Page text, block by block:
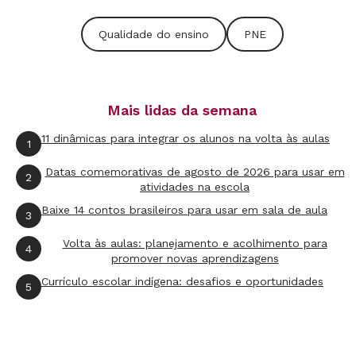
garantir uma Educação de qualidade para os
filhos é matriculando-os em uma instituição
enfraquece a luta por um ensino gratuito e de
qualidade. Mudar essa realidade é necessário.
A escola pública é um direito e precisa ser vista
como tal, além de ser uma instituição de
extrema importância para o fortalecimento da
democracia. "Países como França, Estados
Qualidade do ensino PNE
Mais lidas da semana
1 11 dinâmicas para integrar os alunos na volta às aulas
2
Datas comemorativas de agosto de 2026 para usar em
atividades na escola
3 Baixe 14 contos brasileiros para usar em sala de aula
4
Volta às aulas: planejamento e acolhimento para
promover novas aprendizagens
5 Currículo escolar indígena: desafios e oportunidades